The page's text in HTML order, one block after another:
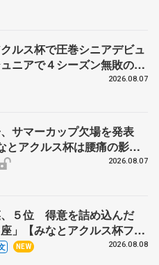
ルス杯で圧巻シニアデビュ
ニアで４シーズン無敗の島
2026.08.07
サマーカップ欠場を発表
とアクルス杯は腰痛の影響
2026.08.07
５位 得意を詰め込んだ
座」【みなとアクルス杯フリ
NEW 2026.08.08